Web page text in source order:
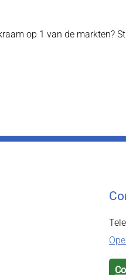
op 1 van de markten?